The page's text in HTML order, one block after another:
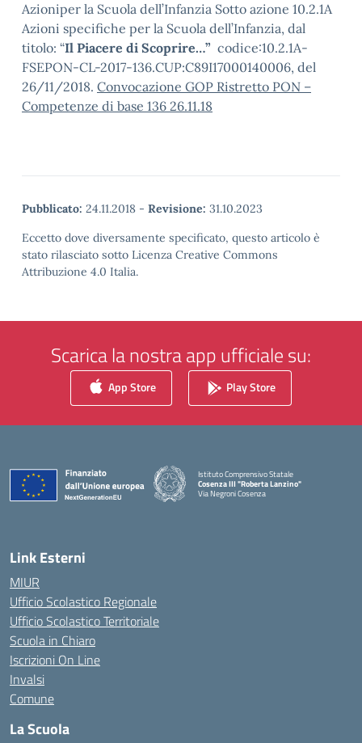
Azioniper la Scuola dell’Infanzia Sotto azione 10.2.1A
Azioni specifiche per la Scuola dell’Infanzia, dal
titolo: “Il Piacere di Scoprire…” codice:10.2.1A-
FSEPON-CL-2017-136.CUP:C89I17000140006, del
26/11/2018. Convocazione GOP Ristretto PON –
Competenze di base 136 26.11.18
Pubblicato: 24.11.2018 - Revisione: 31.10.2023
Eccetto dove diversamente specificato, questo articolo è
stato rilasciato sotto Licenza Creative Commons
Attribuzione 4.0 Italia.
Scarica la nostra app ufficiale su:
App Store Play Store
Istituto Comprensivo Statale
Cosenza III "Roberta Lanzino"
Via Negroni Cosenza
— Visita la pagina iniziale della scuola
Link Esterni
MIUR
Ufficio Scolastico Regionale
Ufficio Scolastico Territoriale
Scuola in Chiaro
Iscrizioni On Line
Invalsi
Comune
La Scuola